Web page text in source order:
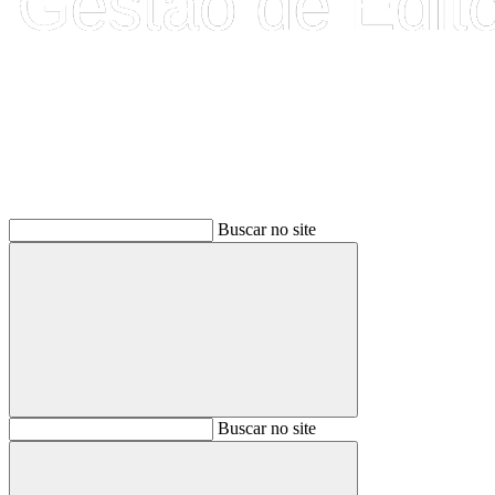
Buscar no site
BuscarBuscar no site